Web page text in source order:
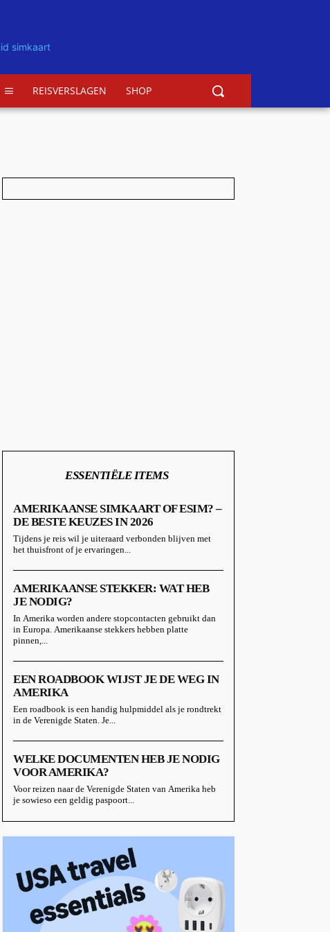
REISVERSLAGEN SHOP
ESSENTIËLE ITEMS
AMERIKAANSE SIMKAART OF ESIM? –
DE BESTE KEUZES IN 2026
Tijdens je reis wil je uiteraard verbonden blijven met
het thuisfront of je ervaringen...
AMERIKAANSE STEKKER: WAT HEB
JE NODIG?
In Amerika worden andere stopcontacten gebruikt dan
in Europa. Amerikaanse stekkers hebben platte
pinnen,...
EEN ROADBOOK WIJST JE DE WEG IN
AMERIKA
Een roadbook is een handig hulpmiddel als je rondtrekt
in de Verenigde Staten. Je...
WELKE DOCUMENTEN HEB JE NODIG
VOOR AMERIKA?
Voor reizen naar de Verenigde Staten van Amerika heb
je sowieso een geldig paspoort...